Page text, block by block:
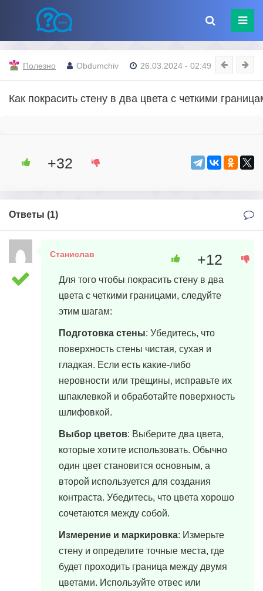
Полезно Obdumchiv 26.03.2024 - 02:49
Как покрасить стену в два цвета с четкими
+32
Ответы (1)
Станислав
Для того чтобы покрасить стену в два
цвета с четкими границами, следуйте
этим шагам:
Подготовка стены: Убедитесь, что
поверхность стены чистая, сухая и
гладкая. Если есть какие-либо
неровности или трещины, исправьте их
шпаклевкой и обработайте поверхность
шлифовкой.
Выбор цветов: Выберите два цвета,
которые хотите использовать. Обычно
один цвет становится основным, а
второй используется для создания
контраста. Убедитесь, что цвета хорошо
сочетаются между собой.
Измерение и маркировка: Измерьте
стену и определите точные места, где
будет проходить граница между двумя
цветами. Используйте отвес или
+12